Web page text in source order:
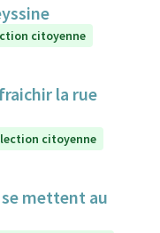
citoyenne
la rue
citoyenne
mettent au